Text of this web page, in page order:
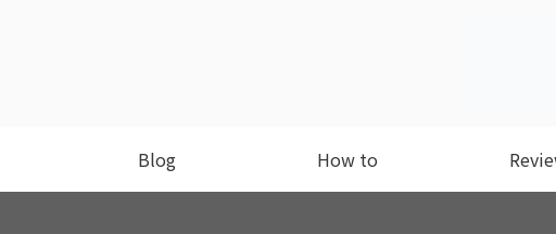
Blog How to